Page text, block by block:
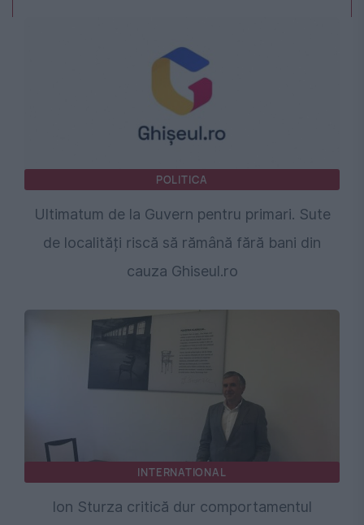
POLITICA
Ultimatum de la Guvern pentru primari. Sute
de localități riscă să rămână fără bani din
cauza Ghiseul.ro
INTERNATIONAL
Ion Sturza critică dur comportamentul